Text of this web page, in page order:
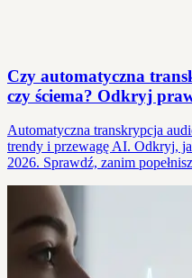
Czy automatyczna
czy ściema? Odkryj
Automatyczna transkrypcja
trendy i przewagę AI. Odkryj,
2026. Sprawdź, zanim